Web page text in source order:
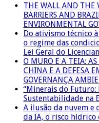
THE WALL AND THE
BARRIERS AND
ENVIRONMENTAL
Do ativismo técnico
o regime das
Lei Geral do
O MURO E A TEIA:
CHINA E A DEFESA
GOVERNANÇA
“Minerais do Futuro:
Sustentabilidade na
A ilusão da nuvem e
da IA, o risco